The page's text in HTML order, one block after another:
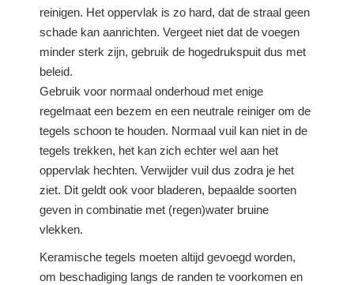
reinigen. Het oppervlak is zo hard, dat de straal geen
schade kan aanrichten. Vergeet niet dat de voegen
minder sterk zijn, gebruik de hogedrukspuit dus met
beleid.
Gebruik voor normaal onderhoud met enige
regelmaat een bezem en een neutrale reiniger om de
tegels schoon te houden. Normaal vuil kan niet in de
tegels trekken, het kan zich echter wel aan het
oppervlak hechten. Verwijder vuil dus zodra je het
ziet. Dit geldt ook voor bladeren, bepaalde soorten
geven in combinatie met (regen)water bruine
vlekken.
Keramische tegels moeten altijd gevoegd worden,
om beschadiging langs de randen te voorkomen en